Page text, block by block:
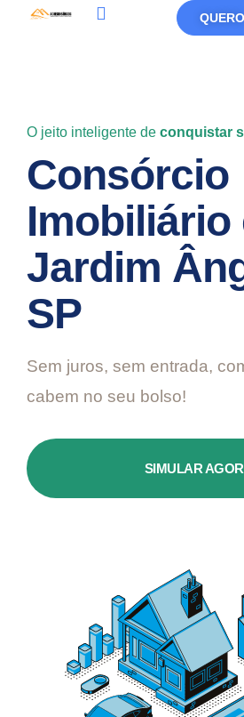
O jeito inteligente de conquistar
Consórcio
Imobiliário
Jardim
SP
Sem juros, sem entrada,
cabem no seu bolso!
SIMULAR